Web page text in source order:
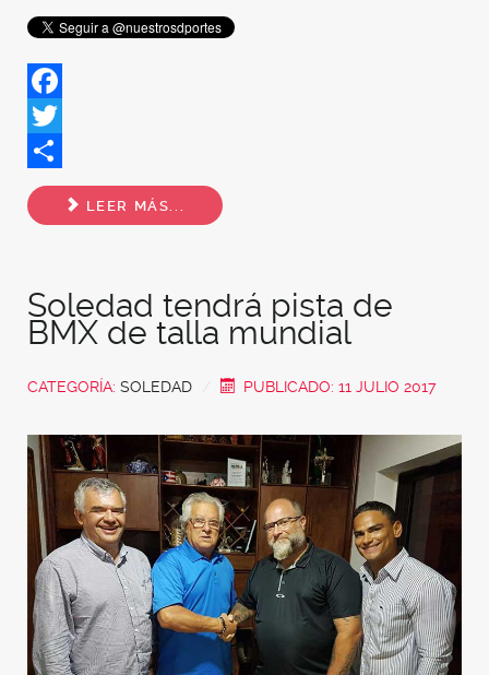
Facebook
Twitter
Share
LEER MÁS...
Soledad tendrá pista de
BMX de talla mundial
CATEGORÍA: SOLEDAD PUBLICADO: 11 JULIO 2017